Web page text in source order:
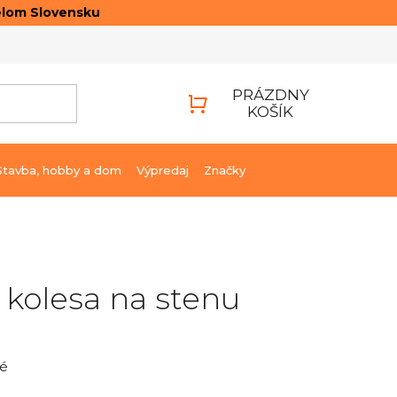
Slovensku
KOŠÍK
PRÁZDNY
KOŠÍK
hobby a dom Výpredaj Značky
na stenu